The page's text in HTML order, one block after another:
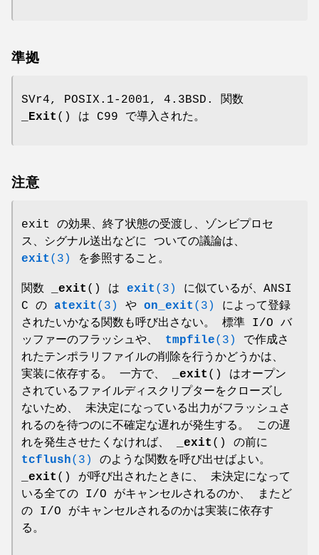
準拠
SVr4, POSIX.1-2001, 4.3BSD. 関数
_Exit () は C99 で導入された。
注意
exit の効果、終了状態の受渡し、ゾンビプロセ
ス、シグナル送出などに ついての議論は、
exit (3) を参照すること。
関数 _exit () は exit (3)
に似ているが、ANSI
C の atexit (3) や on_exit (3)
によって登録
されたいかなる関数も呼び出さない。 標準 I/O バ
ッファーのフラッシュや、 tmpfile(3)
で作成さ
れたテンポラリファイルの削除を行うかどうかは、
実装に依存する。 一方で、
_exit () はオープン
されているファイルディスクリプターをクローズし
ないため、 未決定になっている出力がフラッシュさ
れるのを待つのに不確定な遅れが発生する。 この遅
れを発生させたくなければ、
_exit () の前に
tcflush(3)
のような関数を呼び出せばよい。
_exit () が呼び出されたときに、 未決定になって
いる全ての I/O がキャンセルされるのか、 またど
の I/O がキャンセルされるのかは実装に依存す
る。